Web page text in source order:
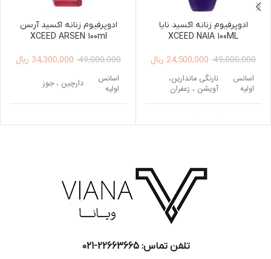
ادوپرفیوم زنانه اکسید نایا
XCEED NAIA 100ML
49,000,000
24,500,000 ریال
اسانس
اولیه
نارنگی ماندارین،
آویشن ، زعفران
میانی
گل سوسن
برزیلی ، وانیل ، خزه
درخت بلوط
ادوپرفیوم زنانه اکسید آرسن
XCEED ARSEN 100ml
49,000,000
34,300,000 ریال
اسانس
اولیه
دارچین ، جوز
اسانس
سفید ، چوب گایاک،
پایه
وانیل ، شکوفه تنباکو
، لابدانیوم
تلفن تماس: 22663665-021​